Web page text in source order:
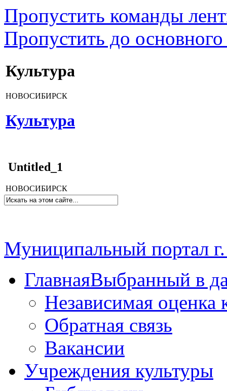
Пропустить команды
Пропустить до основного
Культура
НОВОСИБИРСК
Культура
Untitled_1
НОВОСИБИРСК
Муниципальный портал
ГлавнаяВыбранный в
Независимая оценка
Обратная связь
Вакансии
Учреждения культуры